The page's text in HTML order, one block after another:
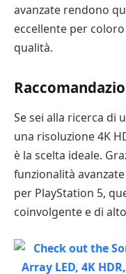
avanzate rendono
eccellente per
qualità.
Se sei alla ricerca di
una risoluzione 4K
è la scelta ideale.
funzionalità
per PlayStation 5,
coinvolgente e di